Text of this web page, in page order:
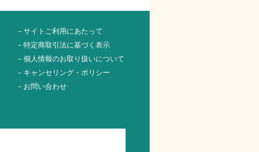
－サイトご利用にあたって
－特定商取引法に基づく表示
－個人情報のお取り扱いについて
－キャンセリング・ポリシー
－お問い合わせ